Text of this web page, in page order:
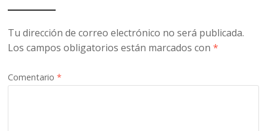
Tu dirección de correo electrónico no será publicada.
Los campos obligatorios están marcados con*
Comentario*